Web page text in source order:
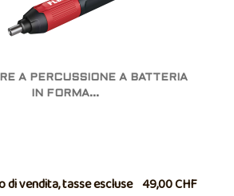
A PERCUSSIONE A BATTERIA
IN FORMA...
di vendita, tasse escluse 49,00 CHF